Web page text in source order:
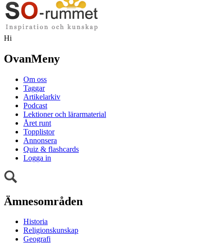
Hi
OvanMeny
Om oss
Taggar
Artikelarkiv
Podcast
Lektioner och lärarmaterial
Året runt
Topplistor
Annonsera
Quiz & flashcards
Logga in
Ämnesområden
Historia
Religionskunskap
Geografi